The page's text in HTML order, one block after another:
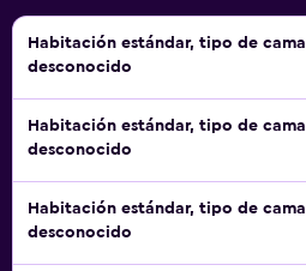
Habitación estándar, tipo de cama
desconocido
Habitación estándar, tipo de cama
desconocido
Habitación estándar, tipo de cama
desconocido